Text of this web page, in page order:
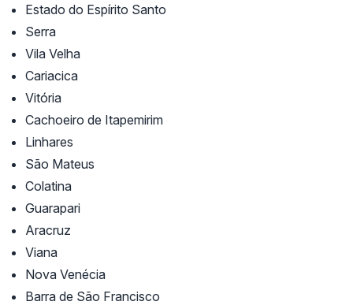
Estado do Espírito Santo
Serra
Vila Velha
Cariacica
Vitória
Cachoeiro de Itapemirim
Linhares
São Mateus
Colatina
Guarapari
Aracruz
Viana
Nova Venécia
Barra de São Francisco